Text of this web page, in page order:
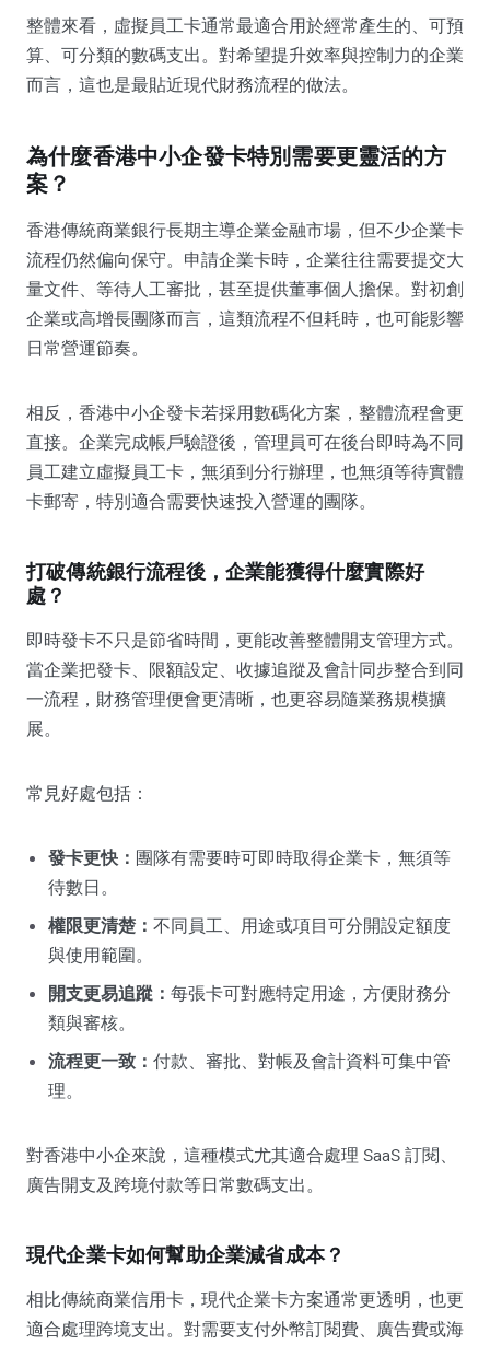
整體來看，虛擬員工卡通常最適合用於經常產生的、可預
算、可分類的數碼支出。對希望提升效率與控制力的企業
而言，這也是最貼近現代財務流程的做法。
為什麼香港中小企發卡特別需要更靈活的方
案？
香港傳統商業銀行長期主導企業金融市場，但不少企業卡
流程仍然偏向保守。申請企業卡時，企業往往需要提交大
量文件、等待人工審批，甚至提供董事個人擔保。對初創
企業或高增長團隊而言，這類流程不但耗時，也可能影響
日常營運節奏。
相反，香港中小企發卡若採用數碼化方案，整體流程會更
直接。企業完成帳戶驗證後，管理員可在後台即時為不同
員工建立虛擬員工卡，無須到分行辦理，也無須等待實體
卡郵寄，特別適合需要快速投入營運的團隊。
打破傳統銀行流程後，企業能獲得什麼實際好
處？
即時發卡不只是節省時間，更能改善整體開支管理方式。
當企業把發卡、限額設定、收據追蹤及會計同步整合到同
一流程，財務管理便會更清晰，也更容易隨業務規模擴
展。
常見好處包括：
發卡更快： 團隊有需要時可即時取得企業卡，無須等
待數日。
權限更清楚： 不同員工、用途或項目可分開設定額度
與使用範圍。
開支更易追蹤： 每張卡可對應特定用途，方便財務分
類與審核。
流程更一致： 付款、審批、對帳及會計資料可集中管
理。
對香港中小企來說，這種模式尤其適合處理 SaaS 訂閱、
廣告開支及跨境付款等日常數碼支出。
現代企業卡如何幫助企業減省成本？
相比傳統商業信用卡，現代企業卡方案通常更透明，也更
適合處理跨境支出。對需要支付外幣訂閱費、廣告費或海